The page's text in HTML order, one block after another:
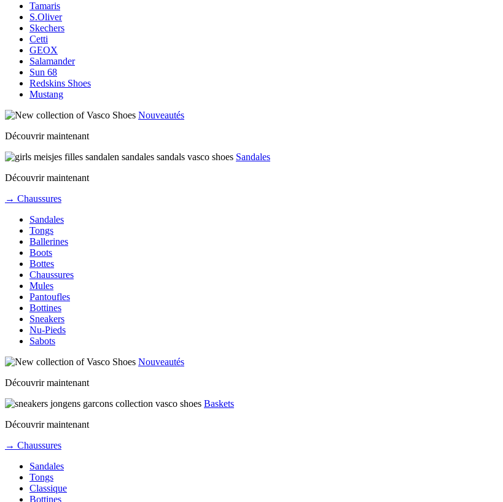
Tamaris
S.Oliver
Skechers
Cetti
GEOX
Salamander
Sun 68
Redskins Shoes
Mustang
Nouveautés
Découvrir maintenant
Sandales
Découvrir maintenant
→ Chaussures
Sandales
Tongs
Ballerines
Boots
Bottes
Chaussures
Mules
Pantoufles
Bottines
Sneakers
Nu-Pieds
Sabots
Nouveautés
Découvrir maintenant
Baskets
Découvrir maintenant
→ Chaussures
Sandales
Tongs
Classique
Bottines